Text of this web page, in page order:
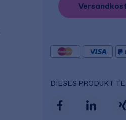
DIESES PRODUKT